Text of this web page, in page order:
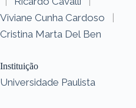
Viviane Cunha Cardoso
|
Cristina Marta Del Ben
Instituição
Universidade Paulista